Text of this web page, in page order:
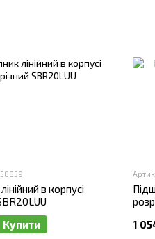
в корпусі
Купити
1